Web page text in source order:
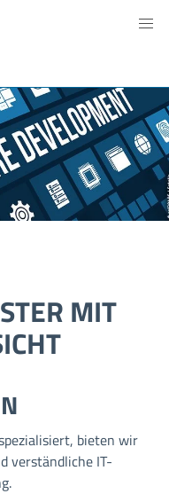
MIT
bieten wir
verständliche IT-